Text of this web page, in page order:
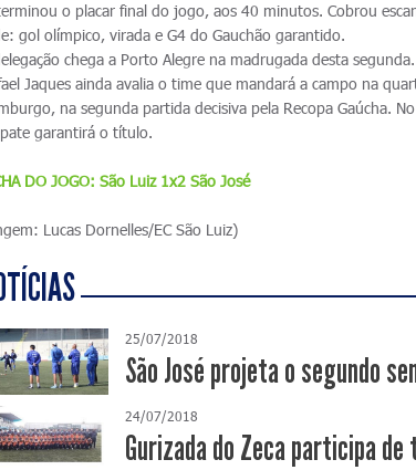
o placar final do jogo, aos 40 minutos. Cobrou
gol olímpico, virada e G4 do Gauchão garantido.
chega a Porto Alegre na madrugada desta
Jaques ainda avalia o time que mandará a campo na
na segunda partida decisiva pela Recopa Gaúcha.
garantirá o título.
DO JOGO: São Luiz 1x2 São José
Lucas Dornelles/EC São Luiz)
25/07/2018
São José projeta o segundo
24/07/2018
Gurizada do Zeca participa